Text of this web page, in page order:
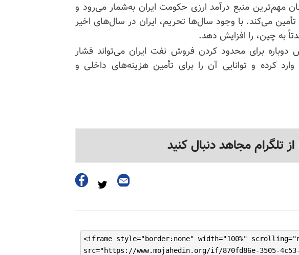
مهم‌ترین منبع درآمد ارزی حکومت ایران به‌شمار می‌رود و
می‌کند. با وجود سال‌ها تحریم، ایران در سال‌های اخیر
به چین، را افزایش دهد.
دوباره برای محدود کردن فروش نفت ایران می‌تواند فشار
کرده و توانایی آن را برای تأمین هزینه‌های داخلی و
از تلگرام مجاهد دنبال کنید
<iframe style="border:none" width="100%"
src="https://www.mojahedin.org/if/870fd86e-3505-4c53-